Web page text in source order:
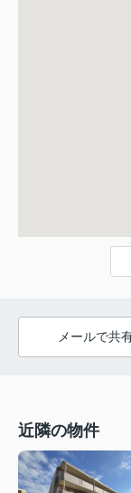
メールで共
近隣の物件